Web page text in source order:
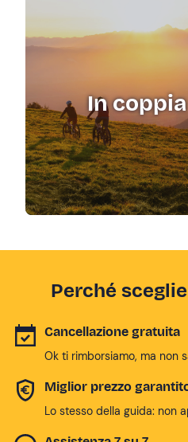
In coppia
Perché
Cancellazione gratuita
Ok ti rimborsiamo, ma non
Miglior prezzo
Lo stesso della guida: non